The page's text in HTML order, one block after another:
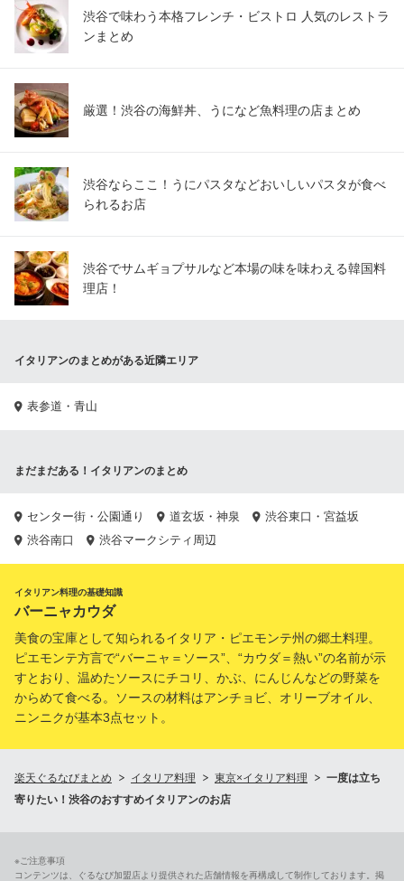
渋谷で味わう本格フレンチ・ビストロ 人気のレストラ
ンまとめ
厳選！渋谷の海鮮丼、うになど魚料理の店まとめ
渋谷ならここ！うにパスタなどおいしいパスタが食べ
られるお店
渋谷でサムギョプサルなど本場の味を味わえる韓国料
理店！
イタリアンのまとめがある近隣エリア
表参道・青山
まだまだある！イタリアンのまとめ
センター街・公園通り 道玄坂・神泉
渋谷東口・宮益坂
渋谷南口
渋谷マークシティ周辺
イタリアン料理の基礎知識
バーニャカウダ
美食の宝庫として知られるイタリア・ピエモンテ州の郷土料理。
ピエモンテ方言で“バーニャ＝ソース”、“カウダ＝熱い”の名前が示
すとおり、温めたソースにチコリ、かぶ、にんじんなどの野菜を
からめて食べる。ソースの材料はアンチョビ、オリーブオイル、
ニンニクが基本3点セット。
楽天ぐるなびまとめ イタリア料理 東京×イタリア料理
一度は立ち
寄りたい！渋谷のおすすめイタリアンのお店
※ご注意事項
コンテンツは、ぐるなび加盟店より提供された店舗情報を再構成して制作しております。掲